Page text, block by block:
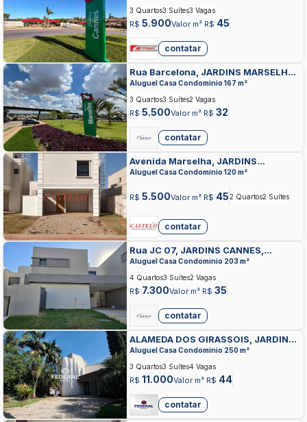
R$ 5.900Valor m² R$ 45
3 Quartos3 Suítes3 Vagas
contatar
Rua Barcelona, JARDINS MARSELHA,
APARECIDA DE GOIANIA
Aluguel Casa Condominio 167 m²
R$ 5.500Valor m² R$ 32
3 Quartos3 Suítes2 Vagas
contatar
Avenida Marselha, JARDINS
MARSELHA, APARECIDA DE GOIANIA
Aluguel Casa Condominio 120 m²
R$ 5.500Valor m² R$ 452 Quartos2 Suítes
contatar
Rua JC 07, JARDINS CANNES,
APARECIDA DE GOIANIA
Aluguel Casa Condominio 203 m²
R$ 7.300Valor m² R$ 35
4 Quartos3 Suítes2 Vagas
contatar
ALAMEDA DOS GIRASSOIS, JARDINS
VIENA, APARECIDA DE GOIANIA
Aluguel Casa Condominio 250 m²
R$ 11.000Valor m² R$ 44
3 Quartos3 Suítes4 Vagas
contatar